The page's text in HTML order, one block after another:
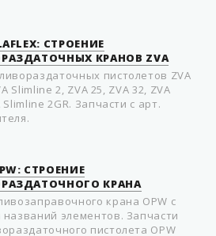
СТРОЕНИЕ
КРАНОВ ZVA
пистолетов ZVA
Slimline 2, ZVA 25, ZVA 32, ZVA
Slimline 2GR. Запчасти с арт.
СТРОЕНИЕ
КРАНА
крана OPW с
элементов. Запчасти
пистолета OPW